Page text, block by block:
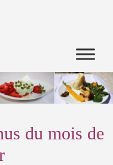
du mois de